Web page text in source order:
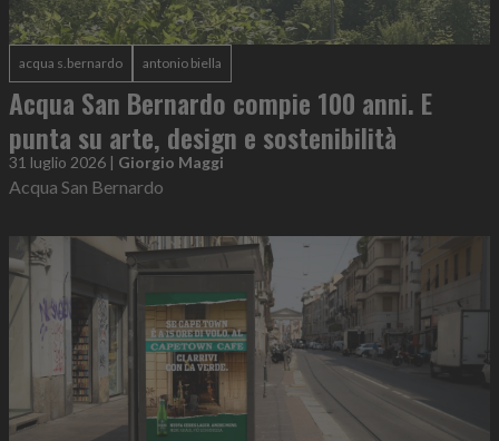
acqua s.bernardo antonio biella
Acqua San Bernardo compie 100 anni. E
punta su arte, design e sostenibilità
31 luglio 2026 | Giorgio Maggi
Acqua San Bernardo